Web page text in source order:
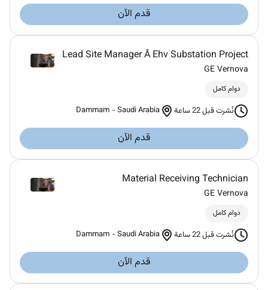
قدم الآن
Lead Site Manager Â Ehv Substation Project
GE Vernova
دوام كامل
نُشرت قبل 22 ساعة Dammam -Saudi Arabia
قدم الآن
Material Receiving Technician
GE Vernova
دوام كامل
نُشرت قبل 22 ساعة Dammam -Saudi Arabia
قدم الآن